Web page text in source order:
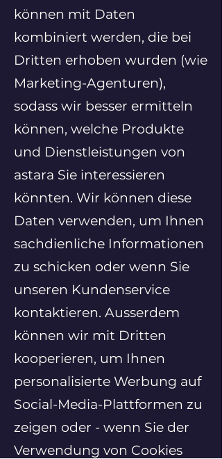
können mit Daten
kombiniert werden, die bei
Dritten erhoben wurden (wie
Marketing-Agenturen),
sodass wir besser ermitteln
können, welche Produkte
und Dienstleistungen von
astara Sie interessieren
könnten. Wir können diese
Daten verwenden, um Ihnen
sachdienliche Informationen
zu schicken oder wenn Sie
unseren Kundenservice
kontaktieren. Ausserdem
können wir mit Dritten
kooperieren, um Ihnen
personalisierte Werbung auf
Social-Media-Plattformen zu
zeigen oder - wenn Sie der
Verwendung von Cookies